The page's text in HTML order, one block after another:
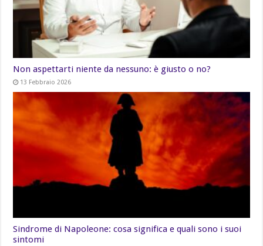
Non aspettarti niente da nessuno: è giusto o no?
13 Febbraio 2026
Sindrome di Napoleone: cosa significa e quali sono i suoi
sintomi